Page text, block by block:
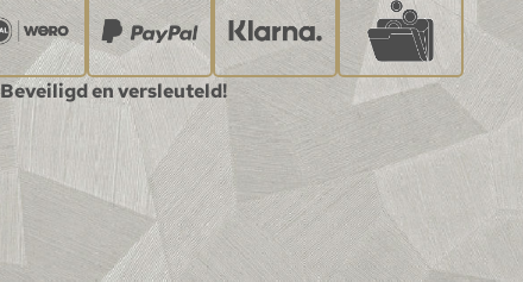
Beveiligd en versleuteld!